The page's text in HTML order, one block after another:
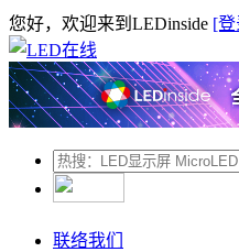
您好，欢迎来到LEDinside [
联络我们